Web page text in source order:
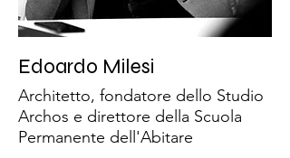
Edoardo Milesi
Architetto, fondatore dello Studio
Archos e direttore della Scuola
Permanente dell'Abitare